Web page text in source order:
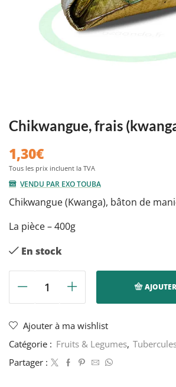
Chikwangue, frais
1,30€
VENDU PAR EXO TOUBA
Chikwangue (Kwanga), bâton de
La pièce – 400g
En stock
quantité
de
frais
(kwanga)
400g
Ajouter à ma wishlist
Catégorie : Fruits & Legumes,
Partager :